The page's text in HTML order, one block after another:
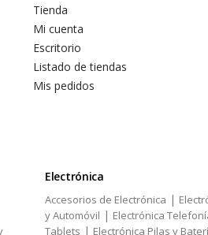
Tienda
Mi cuenta
Escritorio
Listado de tiendas
Mis pedidos
Electrónica
Accesorios de Electrónica |
y Automóvil | Electrónica
Tablets | Electrónica Pilas y